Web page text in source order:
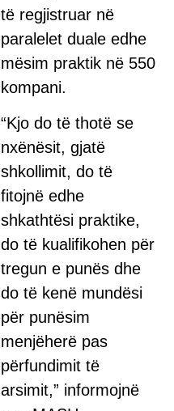
të regjistruar në
paralelet duale edhe
mësim praktik në 550
kompani.
“Kjo do të thotë se
nxënësit, gjatë
shkollimit, do të
fitojnë edhe
shkathtësi praktike,
do të kualifikohen për
tregun e punës dhe
do të kenë mundësi
për punësim
menjëherë pas
përfundimit të
arsimit,” informojnë